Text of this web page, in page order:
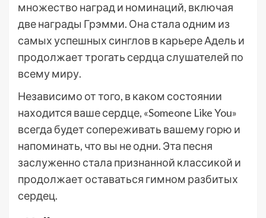
множество наград и номинаций, включая
две награды Грэмми. Она стала одним из
самых успешных синглов в карьере Адель и
продолжает трогать сердца слушателей по
всему миру.
Независимо от того, в каком состоянии
находится ваше сердце, «Someone Like You»
всегда будет сопереживать вашему горю и
напоминать, что вы не одни. Эта песня
заслуженно стала признанной классикой и
продолжает оставаться гимном разбитых
сердец.